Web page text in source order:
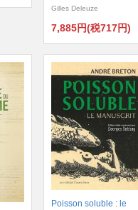
Gilles Deleuze
7,885円(税717円)
Poisson soluble : le